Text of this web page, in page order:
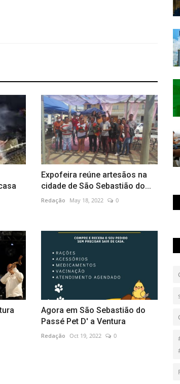
Expofeira reúne artesãos na
cidade de São Sebastião do...
Redação May 18, 2022 0
Agora em São Sebastião do
Passé Pet D' a Ventura
Redação Oct 19, 2022 0